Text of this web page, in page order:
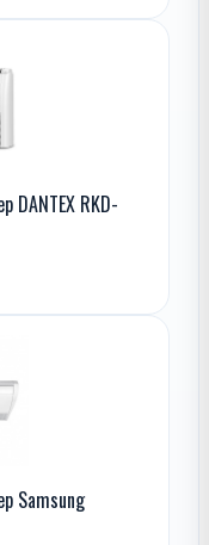
DANTEX RKD-
Samsung